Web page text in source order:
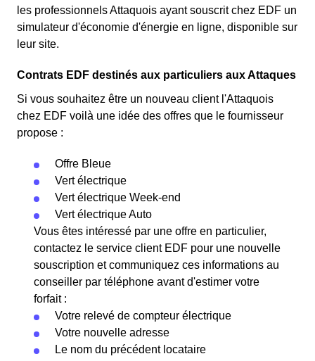
les professionnels Attaquois ayant souscrit chez EDF un
simulateur d'économie d'énergie en ligne, disponible sur
leur site.
Contrats EDF destinés aux particuliers aux Attaques
Si vous souhaitez être un nouveau client l'Attaquois
chez EDF voilà une idée des offres que le fournisseur
propose :
Offre Bleue
Vert électrique
Vert électrique Week-end
Vert électrique Auto
Vous êtes intéressé par une offre en particulier,
contactez le service client EDF pour une nouvelle
souscription et communiquez ces informations au
conseiller par téléphone avant d'estimer votre
forfait :
Votre relevé de compteur électrique
Votre nouvelle adresse
Le nom du précédent locataire